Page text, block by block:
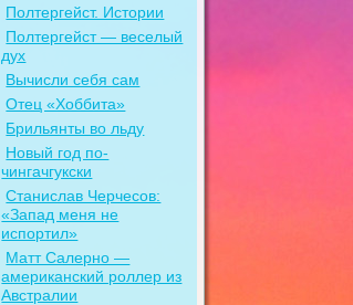
Полтергейст. Истории
Полтергейст — веселый
дух
Вычисли себя сам
Отец «Хоббита»
Брильянты во льду
Новый год по-
чингачгукски
Станислав Черчесов:
«Запад меня не
испортил»
Матт Салерно —
американский роллер из
Австралии